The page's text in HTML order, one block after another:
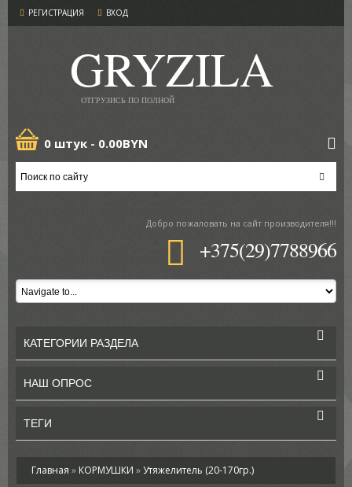
РЕГИСТРАЦИЯ ВХОД
GRYZILA
ОТГРУЗИСЬ ПО ПОЛНОЙ
0 штук - 0.00BYN
Добро пожаловать на сайт производителя!!!
+375(29)7788966
КАТЕГОРИИ РАЗДЕЛА
НАШ ОПРОС
ТЕГИ
Главная » КОРМУШКИ »Утяжелитель (20-170гр.)